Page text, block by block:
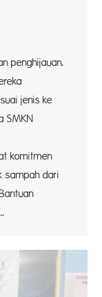
penghijauan.
jenis ke
SMKN
komitmen
sampah dari